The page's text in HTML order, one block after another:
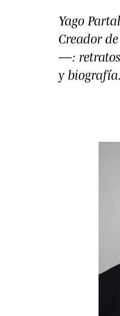
Yago
Creador
—:
y biografía.